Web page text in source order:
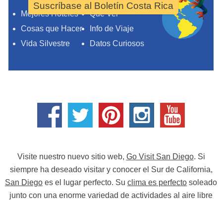
Mejores Hoteles
Qué Ver
Cosas que Hacer
Info de Viaje
Vida Silvestre
Datos Curiosos
Suscríbase al Boletín Costa Rica
Visite nuestro nuevo sitio web, Go Visit San Diego. Si
siempre ha deseado visitar y conocer el Sur de California,
San Diego es el lugar perfecto. Su clima es perfecto soleado
junto con una enorme variedad de actividades al aire libre